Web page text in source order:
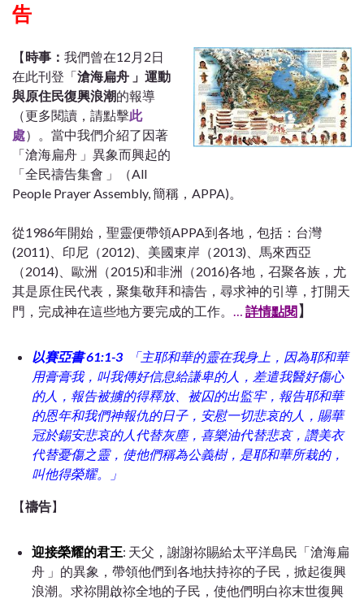
告
【時事 ： 我們曾在12月2日
在此刊登「滄海扁舟 」運動
與原住民復興浪潮的報導
（更多閱讀，請點擊此
處）。當中我們介紹了因著
「滄海扁舟 」異象而興起的
「全民禱告集會 」（All
People Prayer Assembly, 簡稱，APPA)。
從1986年開始，聖靈便帶領APPA到各地，包括：台灣
(2011)、印尼（2012)、美國東岸（2013)、馬來西亞
（2014)、歐洲（2015)和非洲（2016)各地，召聚各族，尤
其是原住民代表，聚集敬拜和禱告，尋求神的引導，打開天
門，完成神在這些地方要完成的工作。
詳情點閱】
以賽亞書 61:1-3 「主耶和華的靈在我身上，因為耶和華
用膏膏我，叫我傳好信息給謙卑的人，差遣我醫好傷心
的人，報告被擄的得釋放、被囚的出監牢，報告耶和華
的恩年和我們神報仇的日子，安慰一切悲哀的人，賜華
冠於錫安悲哀的人代替灰塵，喜樂油代替悲哀，讚美衣
代替憂傷之靈，使他們稱為公義樹，是耶和華所栽的，
叫他得榮耀。」
【禱告】
迎接榮耀的君王: 天父，謝謝祢賜給太平洋島民「滄海扁
舟 」的異象，帶領他們到各地扶持祢的子民，掀起復興
浪潮。求祢開啟祢全地的子民，使他們明白祢末世復興